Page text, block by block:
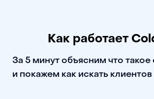
Как работает
За 5 минут объясним что такое
и покажем как искать